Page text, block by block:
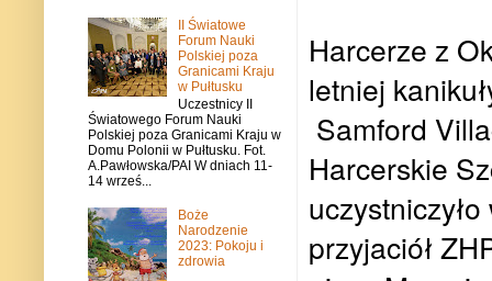
Harcerze z
letniej
Samford
Harcerskie
przyjaciół
II Światowe
Forum Nauki
Polskiej poza
Granicami Kraju
w Pułtusku
Uczestnicy II
Światowego Forum Nauki
Polskiej poza Granicami Kraju w
Domu Polonii w Pułtusku. Fot.
A.Pawłowska/PAI W dniach 11-
14 wrześ...
Boże
Narodzenie
2023: Pokoju i
zdrowia